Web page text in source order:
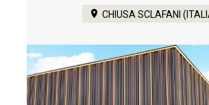
CHIUSA SCLAFANI